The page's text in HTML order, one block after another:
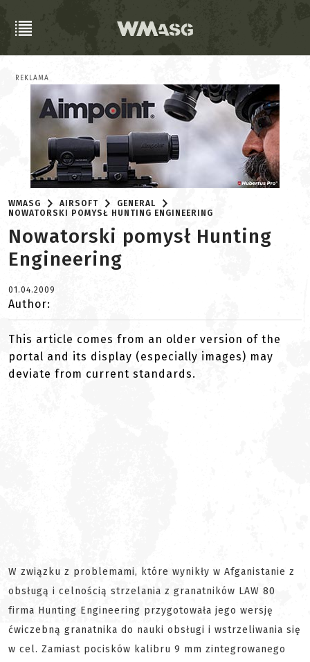
REKLAMA
WMASG AIRSOFT
GENERAL
NOWATORSKI POMYSŁ HUNTING ENGINEERING
Nowatorski pomysł Hunting
Engineering
01.04.2009
Author:
This article comes from an older version of the
portal and its display (especially images) may
deviate from current standards.
W związku z problemami, które wynikły w Afganistanie z
obsługą i celnością strzelania z granatników LAW 80
firma Hunting Engineering przygotowała jego wersję
ćwiczebną granatnika do nauki obsługi i wstrzeliwania się
w cel. Zamiast pocisków kalibru 9 mm zintegrowanego